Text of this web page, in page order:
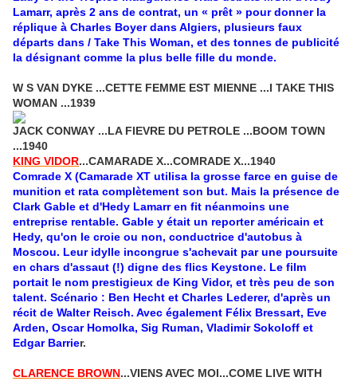
Lamarr, après 2 ans de contrat, un « prêt » pour donner la
réplique à Charles Boyer dans Algiers, plusieurs faux
départs dans / Take This Woman, et des tonnes de publicité
la désignant comme la plus belle fille du monde.
W S VAN DYKE ...CETTE FEMME EST MIENNE ...I TAKE THIS
WOMAN ...1939
JACK CONWAY ...LA FIEVRE DU PETROLE ...BOOM TOWN
...1940
KING VIDOR...CAMARADE X...COMRADE X...1940
Comrade X (Camarade XT utilisa la grosse farce en guise de
munition et rata complètement son but. Mais la présence de
Clark Gable et d'Hedy Lamarr en fit néanmoins une
entreprise rentable. Gable y était un reporter américain et
Hedy, qu'on le croie ou non, conductrice d'autobus à
Moscou. Leur idylle incongrue s'achevait par une poursuite
en chars d'assaut (!) digne des flics Keystone. Le film
portait le nom prestigieux de King Vidor, et très peu de son
talent. Scénario : Ben Hecht et Charles Lederer, d'après un
récit de Walter Reisch. Avec également Félix Bressart, Eve
Arden, Oscar Homolka, Sig Ruman, Vladimir Sokoloff et
Edgar Barrier.
CLARENCE BROWN...VIENS AVEC MOI...COME LIVE WITH